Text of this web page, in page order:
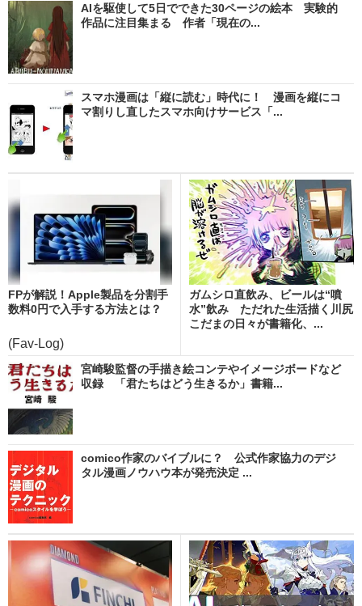
AIを駆使して5日でできた30ページの絵本 実験的
作品に注目集まる 作者「現在の...
スマホ漫画は「縦に読む」時代に！ 漫画を縦にコ
マ割りし直したスマホ向けサービス「...
FPが解説！Apple製品を分割手
数料0円で入手する方法とは？
(Fav-Log)
ガムシロ直飲み、ビールは“噴
水”飲み ただれた生活描く川尻
こだまの日々が書籍化、...
宮崎駿監督の手描き絵コンテやイメージボードなど
収録 「君たちはどう生きるか」書籍...
comico作家のバイブルに？ 公式作家協力のデジ
タル漫画ノウハウ本が発売決定 ...